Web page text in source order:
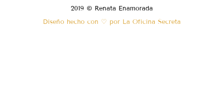
2019 © Renata Enamorada
Diseño hecho con ♡ por La Oficina Secreta